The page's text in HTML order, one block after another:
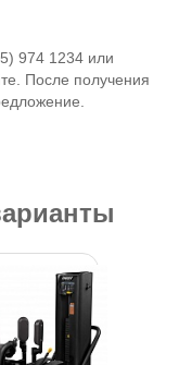
974 1234 или
После получения